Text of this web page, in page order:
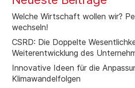
Welche Wirtschaft wollen wir?
wechseln!
CSRD: Die Doppelte
Weiterentwicklung des
Innovative Ideen für die
Klimawandelfolgen